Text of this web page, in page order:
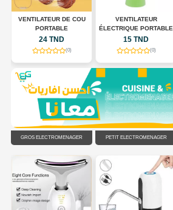
VENTILATEUR DE COU
PORTABLE
24 TND
(0)
VENTILATEUR
ÉLECTRIQUE PORTABLE
15 TND
(0)
GROS ÉLECTROMÉNAGER PETIT ÉLECTROMÉNAGER